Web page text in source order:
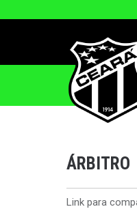
ÁRBITRO
Link para